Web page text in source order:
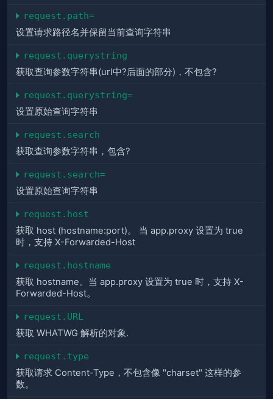
request.path=
设置请求路径名并保留当前查询字符串
request.querystring
获取查询参数字符串(url中?后面的部分)，不包含?
request.querystring=
设置原始查询字符串
request.search
获取查询参数字符串，包含?
request.search=
设置原始查询字符串
request.host
获取 host (hostname:port)。 当 app.proxy 设置为 true
时，支持 X-Forwarded-Host
request.hostname
获取 hostname。当 app.proxy 设置为 true 时，支持 X-
Forwarded-Host。
request.URL
获取 WHATWG 解析的对象.
request.type
获取请求 Content-Type，不包含像 "charset" 这样的参
数。